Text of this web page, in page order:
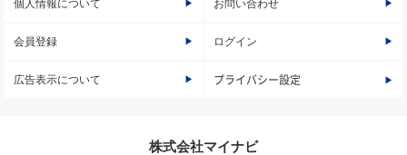
個人情報について お問い合わせ
会員登録 ログイン
広告表示について プライバシー設定
株式会社マイナビ